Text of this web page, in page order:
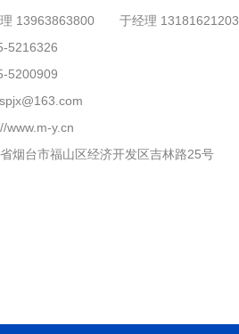
理 13963863800 于经理 13181621203
5216326
5200909
www.m-y.cn
烟台市福山区经济开发区吉林路25号